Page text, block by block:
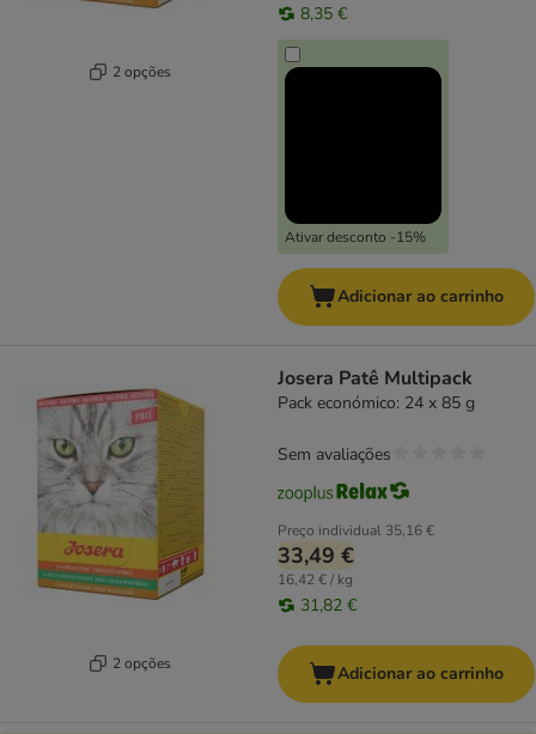
2 opções
8,35 €
Ativar desconto -15%
Adicionar ao carrinho
2 opções
Josera Patê Multipack
Pack económico: 24 x 85 g
Preço individual 35,16 €
33,49 €
16,42 € / kg
31,82 €
Sem avaliações
Adicionar ao carrinho